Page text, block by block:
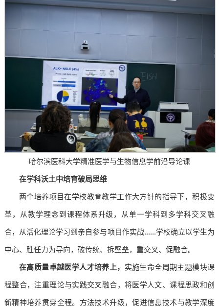
哈尔滨医科大学精准医学与生物信息学前沿导论课
在学科沃土中培育破局思维
两个培养项目在学校教育教学工作大方针的指导下，积极变
革，从教学理念到课程体系升级，从单一学科到多学科交叉融
合，从活化理论学习到亲自参与项目作实战......学校确立以学生为
中心、胜任力为导向，破传统、拆壁垒，重交叉、促融合。
在高质量卓越医学人才培养上， 实施生命全周期主题模块课
程整合，注重理论与实践交叉融合，将医学人文、课程思政和创
新精神培养贯穿全程。方法技术升级，促进信息技术与教学深度